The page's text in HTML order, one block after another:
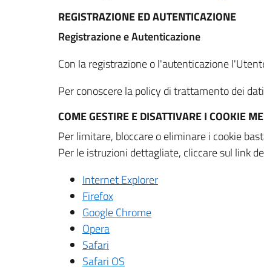
REGISTRAZIONE ED AUTENTICAZIONE
Registrazione e Autenticazione
Con la registrazione o l'autenticazione
Per conoscere la policy di trattamento dei
COME GESTIRE E DISATTIVARE I COOKIE
Per limitare, bloccare o eliminare i cookie
Per le istruzioni dettagliate, cliccare sul link
Internet Explorer
Firefox
Google Chrome
Opera
Safari
Safari OS